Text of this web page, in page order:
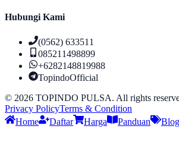
Hubungi Kami
(0562) 633511
085211498899
+6282148819988
TopindoOfficial
© 2026 TOPINDO PULSA. All rights
Privacy PolicyTerms & Condition
Home
Daftar Harga Panduan Blog